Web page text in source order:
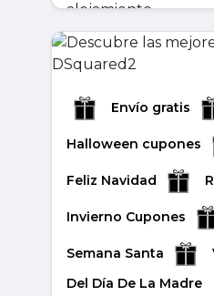
alojamiento ...
abril 30, 2026
Envío gratis
Halloween cupones
Feliz Navidad
Invierno Cupones
Semana Santa
Del Día De La Madre